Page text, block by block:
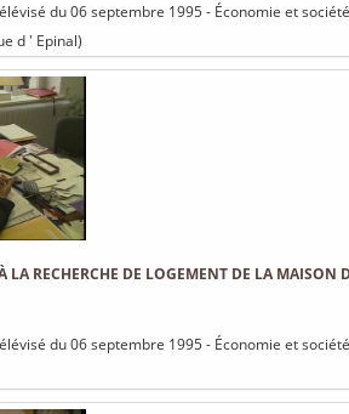
du 06 septembre 1995 - Économie et
d ' Epinal)
LA RECHERCHE DE LOGEMENT DE LA MAISON
du 06 septembre 1995 - Économie et